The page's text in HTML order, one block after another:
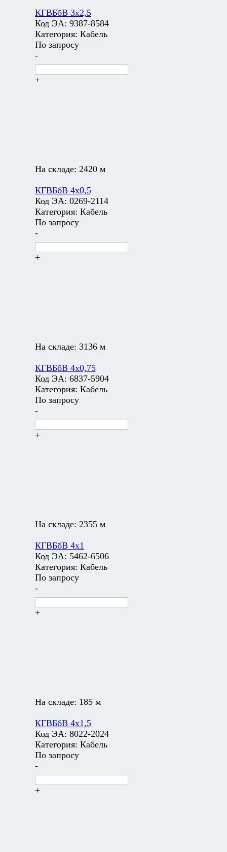
КГВБбВ 3х2,5
Код ЭА: 9387-8584
Категория: Кабель
По запросу
-
+
На складе: 2420 м
КГВБбВ 4х0,5
Код ЭА: 0269-2114
Категория: Кабель
По запросу
-
+
На складе: 3136 м
КГВБбВ 4х0,75
Код ЭА: 6837-5904
Категория: Кабель
По запросу
-
+
На складе: 2355 м
КГВБбВ 4х1
Код ЭА: 5462-6506
Категория: Кабель
По запросу
-
+
На складе: 185 м
КГВБбВ 4х1,5
Код ЭА: 8022-2024
Категория: Кабель
По запросу
-
+